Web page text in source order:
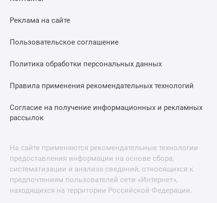
Реклама на сайте
Пользовательское соглашение
Политика обработки персональных данных
Правила применения рекомендательных технологий
Согласие на получение информационных и рекламных
рассылок
На сайте применяются рекомендательные технологии
предоставления информации на основе сбора,
систематизации и анализа сведений, относящихся к
предпочтениям пользователей сети «Интернет»,
находящихся на территории Российской Федерации.